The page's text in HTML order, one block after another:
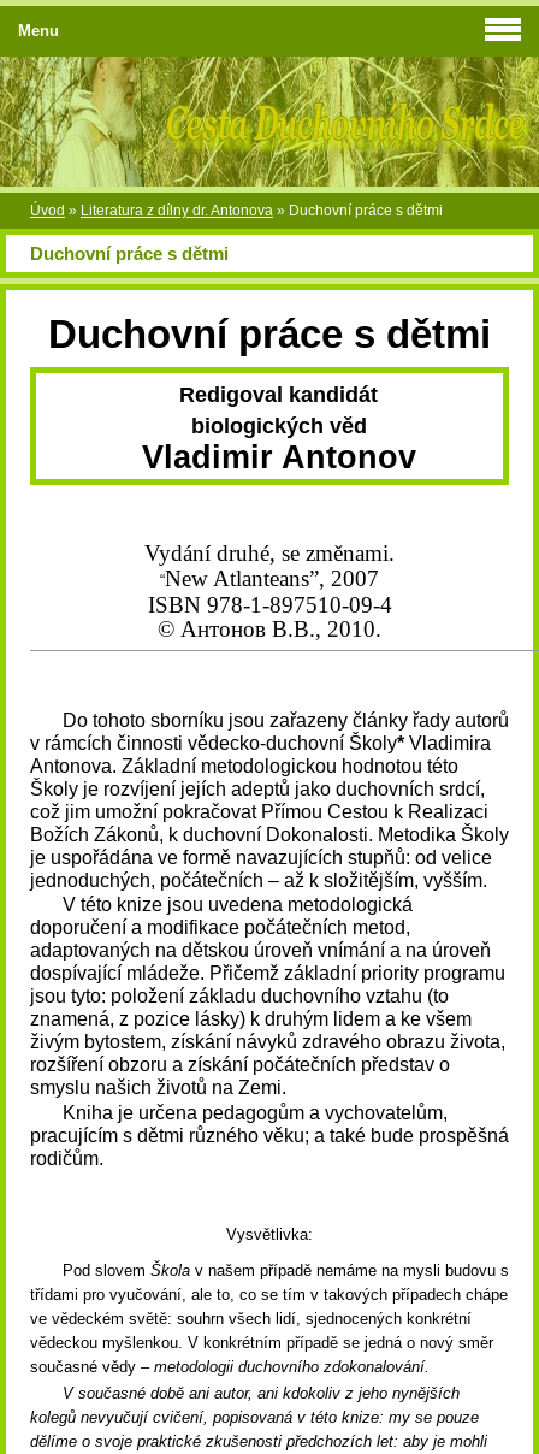
Úvod » Literatura z dílny dr. Antonova » Duchovní práce s dětmi
Duchovní práce s dětmi
Duchovní práce s dětmi
Redigoval kandidát
biologických věd
Vladimir Antonov
Vydání druhé, se změnami.
“New Atlanteans”, 2007
ISBN 978-1-897510-09-4
© Антонов В.В., 2010.
Do tohoto sborníku jsou zařazeny články řady autorů
v rámcích činnosti vědecko-duchovní Školy* Vladimira
Antonova. Základní metodologickou hodnotou této
Školy je rozvíjení jejích adeptů jako duchovních srdcí,
což jim umožní pokračovat Přímou Cestou k Realizaci
Božích Zákonů, k duchovní Dokonalosti. Metodika Školy
je uspořádána ve formě navazujících stupňů: od velice
jednoduchých, počátečních – až k složitějším, vyšším.
V této knize jsou uvedena metodologická
doporučení a modifikace počátečních metod,
adaptovaných na dětskou úroveň vnímání a na úroveň
dospívající mládeže. Přičemž základní priority programu
jsou tyto: položení základu duchovního vztahu (to
znamená, z pozice lásky) k druhým lidem a ke všem
živým bytostem, získání návyků zdravého obrazu života,
rozšíření obzoru a získání počátečních představ o
smyslu našich životů na Zemi.
Kniha je určena pedagogům a vychovatelům,
pracujícím s dětmi různého věku; a také bude prospěšná
rodičům.
Vysvětlivka:
Pod slovem Školav našem případě nemáme na mysli budovu s
třídami pro vyučování, ale to, co se tím v takových případech chápe
ve vědeckém světě: souhrn všech lidí, sjednocených konkrétní
vědeckou myšlenkou. V konkrétním případě se jedná o nový směr
současné vědy – metodologii duchovního zdokonalování.
V současné době ani autor, ani kdokoliv z jeho nynějších
kolegů nevyučují cvičení, popisovaná v této knize: my se pouze
dělíme o svoje praktické zkušenosti předchozích let: aby je mohli
Menu